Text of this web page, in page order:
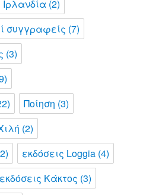
Ιρλανδία (2)
συγγραφείς (7)
(3)
Ποίηση (3)
(2)
εκδόσεις Loggia (4)
εκδόσεις Κάκτος (3)